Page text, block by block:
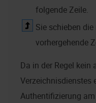
folgende Zeile.
Sie schieben
vorhergehende
Da in der Regel
Verzeichnisdienstes
Authentifizierung